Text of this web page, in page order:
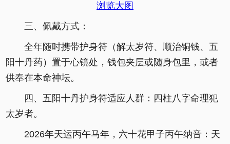
浏览大图
三、佩戴方式：
全年随时携带护身符（解太岁符、顺治铜钱、五
阳十丹药）置于心镜处，钱包夹层或随身包里，或者
供奉在本命神坛。
四、五阳十丹护身符适应人群：四柱八字命理犯
太岁者。
2026年天运丙午马年，六十花甲子丙午纳音：天